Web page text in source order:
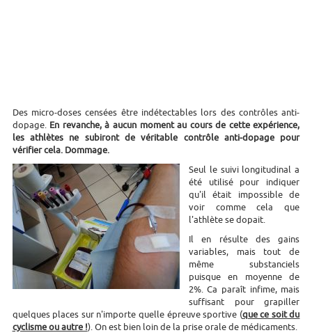
Des micro-doses censées être indétectables lors des contrôles anti-
dopage. En revanche, à aucun moment au cours de cette expérience,
les athlètes ne subiront de véritable contrôle anti-dopage pour
vérifier cela. Dommage.
Seul le suivi longitudinal a
été utilisé pour indiquer
qu'il était impossible de
voir comme cela que
l'athlète se dopait.
Il en résulte des gains
variables, mais tout de
même substanciels
puisque en moyenne de
2%. Ca paraît infime, mais
suffisant pour grapiller
quelques places sur n'importe quelle épreuve sportive (que ce soit du
cyclisme ou autre !). On est bien loin de la prise orale de médicaments.